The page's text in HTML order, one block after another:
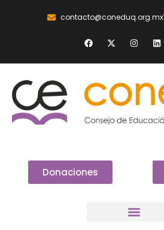
contacto@coneduq.org.mx
Donaciones